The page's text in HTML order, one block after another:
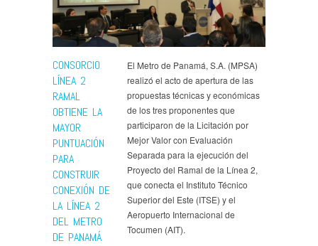
CONSORCIO
LÍNEA 2
RAMAL
OBTIENE LA
MAYOR
PUNTUACIÓN
PARA
CONSTRUIR
CONEXIÓN DE
LA LÍNEA 2
DEL METRO
DE PANAMÁ
El Metro de Panamá, S.A. (MPSA)
realizó el acto de apertura de las
propuestas técnicas y económicas
de los tres proponentes que
participaron de la Licitación por
Mejor Valor con Evaluación
Separada para la ejecución del
Proyecto del Ramal de la Línea 2,
que conecta el Instituto Técnico
Superior del Este (ITSE) y el
Aeropuerto Internacional de
Tocumen (AIT).